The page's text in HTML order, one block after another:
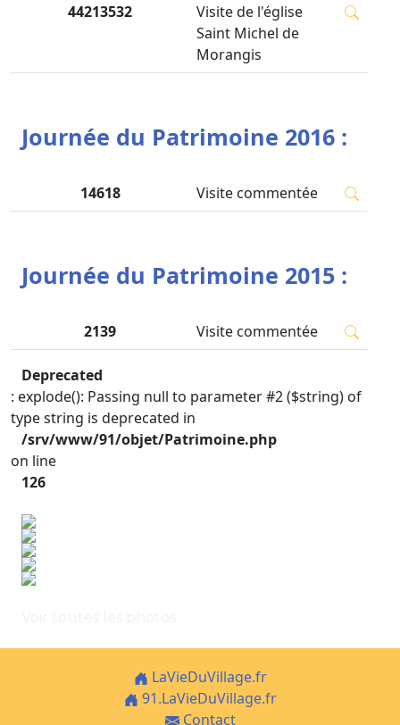
44213532
Visite de l'église
Saint Michel de
Morangis
Journée du Patrimoine 2016 :
14618 Visite commentée
Journée du Patrimoine 2015 :
2139 Visite commentée
Deprecated
: explode(): Passing null to parameter #2 ($string) of
type string is deprecated in
/srv/www/91/objet/Patrimoine.php
on line
126
LaVieDuVillage.fr
91.LaVieDuVillage.fr
Contact